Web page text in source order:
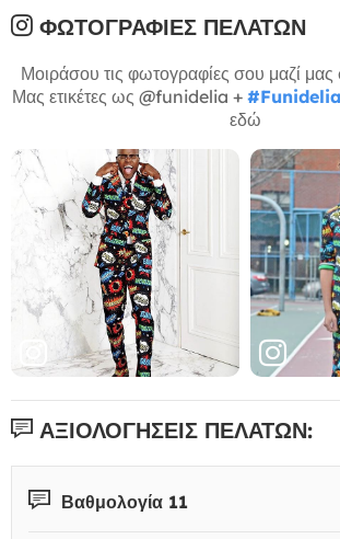
ΦΩΤΟΓΡΑΦΊΕΣ ΠΕΛΑΤΏΝ
Μοιράσου τις φωτογραφίες σου μαζί μας
Μας ετικέτες ως @funidelia + #Funidelia
εδώ
ΑΞΙΟΛΟΓΉΣΕΙΣ ΠΕΛΑΤΏΝ:
Βαθμολογία 11